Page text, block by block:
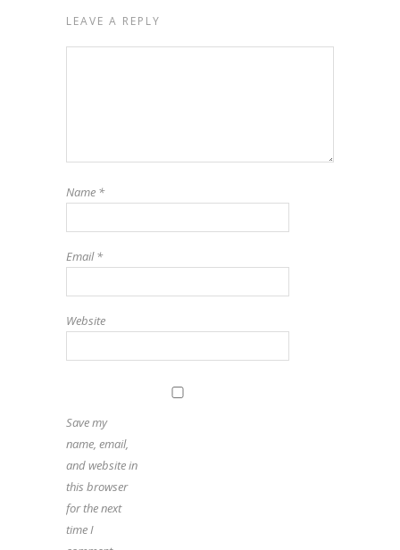
LEAVE A REPLY
Name *
Email*
Website
Save my
name, email,
and website in
this browser
for the next
time I